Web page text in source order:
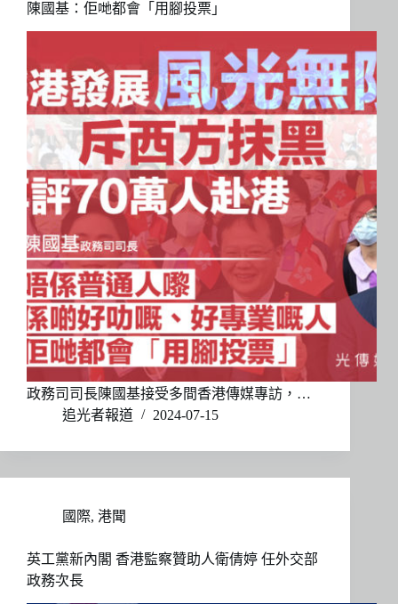
陳國基：佢哋都會「用腳投票」
政務司司長陳國基接受多間香港傳媒專訪，…
追光者報道
2024-07-15
國際, 港聞
英工黨新內閣 香港監察贊助人衛倩婷 任外交部
政務次長